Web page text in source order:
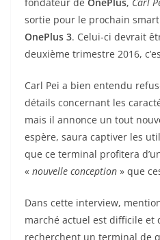
sortie pour le prochain
OnePlus 3. Celui-ci devrait
deuxième trimestre 2016,
Carl Pei a bien entendu
détails concernant les
mais il annonce un tout
espère, saura captiver les
que ce terminal profitera
« nouvelle conception » que
Dans cette interview,
marché actuel est difficile et
recherchent un terminal de